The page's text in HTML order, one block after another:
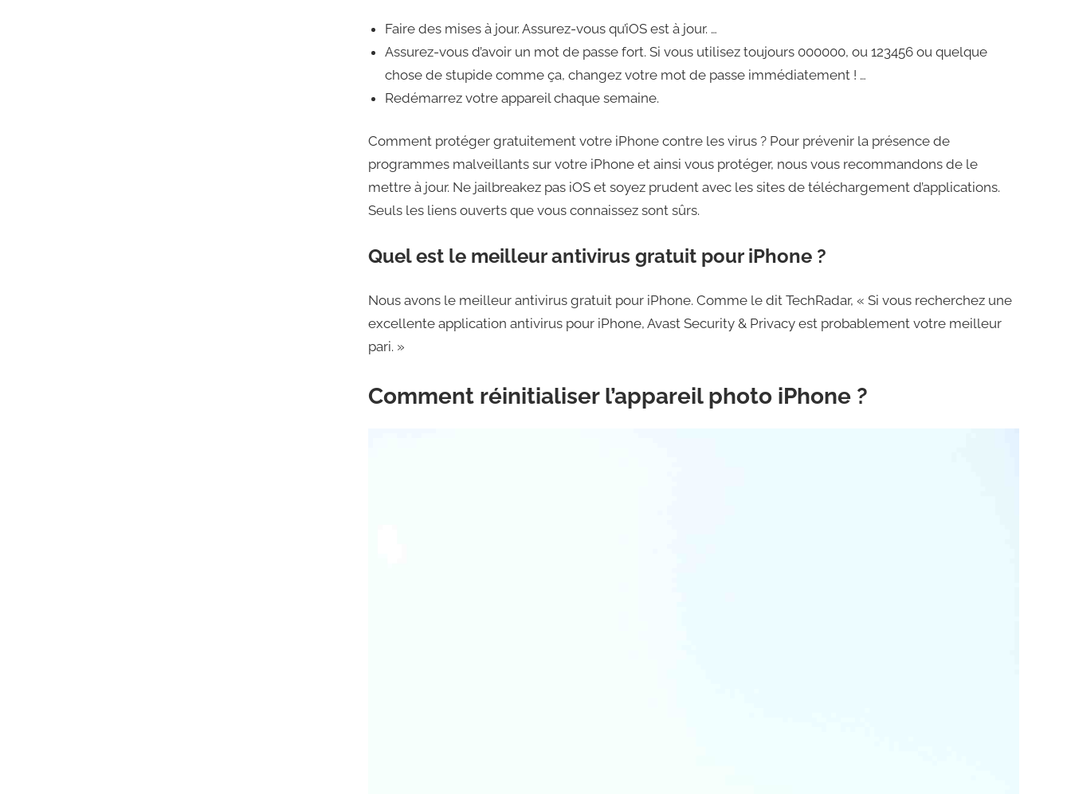
Faire des mises à jour. Assurez-vous qu’iOS est à jour. …
Assurez-vous d’avoir un mot de passe fort. Si vous utilisez toujours 000000, ou 123456 ou quelque
chose de stupide comme ça, changez votre mot de passe immédiatement ! …
Redémarrez votre appareil chaque semaine.
Comment protéger gratuitement votre iPhone contre les virus ? Pour prévenir la présence de
programmes malveillants sur votre iPhone et ainsi vous protéger, nous vous recommandons de le
mettre à jour. Ne jailbreakez pas iOS et soyez prudent avec les sites de téléchargement d’applications.
Seuls les liens ouverts que vous connaissez sont sûrs.
Quel est le meilleur antivirus gratuit pour iPhone ?
Nous avons le meilleur antivirus gratuit pour iPhone. Comme le dit TechRadar, « Si vous recherchez une
excellente application antivirus pour iPhone, Avast Security & Privacy est probablement votre meilleur
pari. »
Comment réinitialiser l’appareil photo iPhone ?